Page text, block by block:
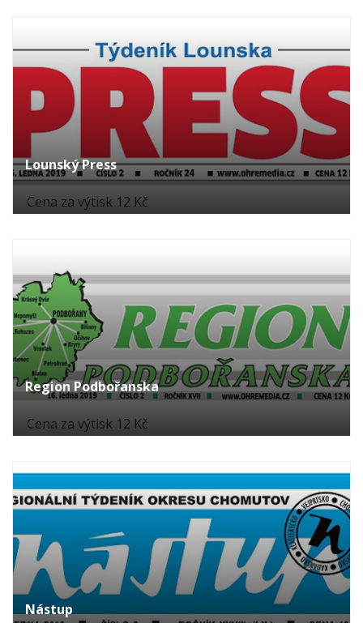
Lounský Press
Cena za výtisk 12 Kč
Region Podbořanska
Cena za výtisk 12 Kč
Nástup